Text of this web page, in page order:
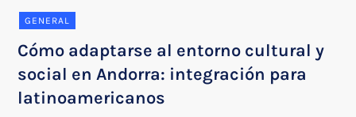
GENERAL
Cómo adaptarse al entorno cultural y
social en Andorra: integración para
latinoamericanos